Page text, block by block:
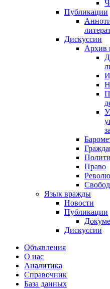
Публикации
Дискуссии
Архив
Право
Язык вражды
Новости
Публикации
Дискуссии
Объявления
О нас
Аналитика
Справочник
База данных